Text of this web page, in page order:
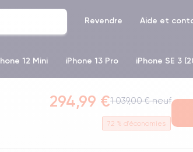
Revendre Aide et
12 Mini iPhone 13 Pro iPhone SE 3
iPhone XS iPhone 11 Pro
294,99 €1 039,00 € neuf
72 % d'économies